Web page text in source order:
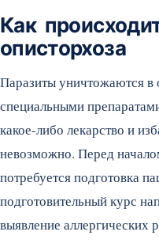
Как
описторхоза
Паразиты уничтожаются в
специальными
какое-либо лекарство и
невозможно. Перед
потребуется подготовка
подготовительный курс
выявление аллергических